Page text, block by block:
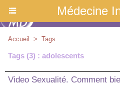
Médecine
Accueil > Tags
Tags (3) : adolescents
Video Sexualité. Comment